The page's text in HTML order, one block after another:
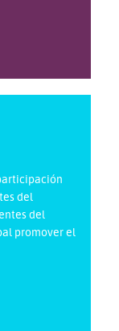
del
del
promover el